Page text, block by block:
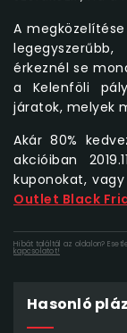
A
érkeznél se
a Kelenföli
járatok, melyek
Akár 80%
akcióiban
kuponokat,
Outlet Black
Hibát találtál az oldalon?
kapcsolatot!
Hasonló